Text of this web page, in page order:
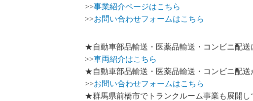
>>事業紹介ページはこちら
>>お問い合わせフォームはこちら
★自動車部品輸送・医薬品輸送・コンビニ配
>>車両紹介はこちら
★自動車部品輸送・医薬品輸送・コンビニ配送
>>お問い合わせフォームはこちら
★群馬県前橋市でトランクルーム事業も展開し